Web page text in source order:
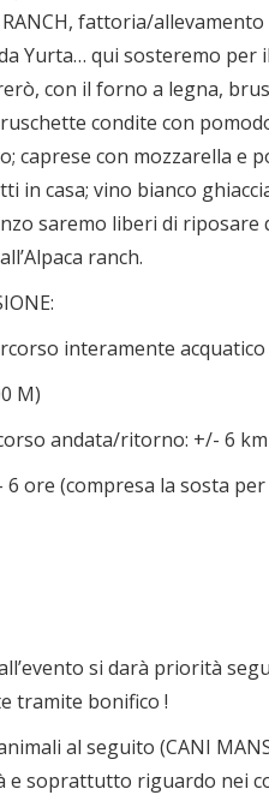
RANCH, fattoria/
Yurta… qui sosteremo per il
con il forno a legna,
condite con
caprese con mozzarella e
in casa; vino bianco
saremo liberi di
ranch.
interamente
M)
andata/ritorno: +/- 6 km
ore (compresa la sosta
si darà priorità
tramite bonifico !
al seguito (CANI
e soprattutto riguardo nei